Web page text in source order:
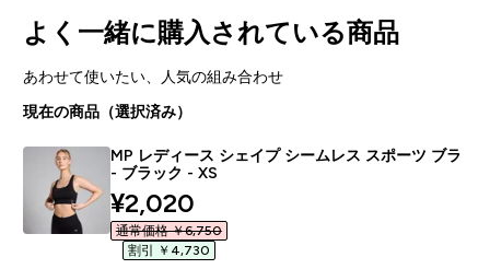
よく一緒に購入されている商品
あわせて使いたい、人気の組み合わせ
現在の商品（選択済み）
MP レディース シェイプ シームレス スポーツ ブラ
- ブラック - XS
discounted price
¥2,020‎
通常価格 ￥6,750‎
割引 ￥4,730‎